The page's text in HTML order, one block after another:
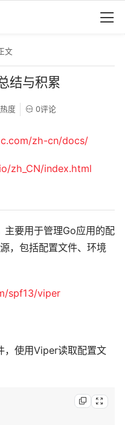
文
结与积累
度 0评论
zh-cn/docs/
zh_CN/index.html
要用于管理Go应用的配
，包括配置文件、环境
spf13/viper
使用Viper读取配置文